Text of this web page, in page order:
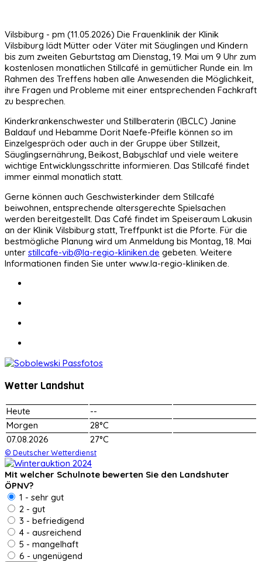
Vilsbiburg - pm (11.05.2026) Die Frauenklinik der Klinik
Vilsbiburg lädt Mütter oder Väter mit Säuglingen und Kindern
bis zum zweiten Geburtstag am Dienstag, 19. Mai um 9 Uhr zum
kostenlosen monatlichen Stillcafé in gemütlicher Runde ein. Im
Rahmen des Treffens haben alle Anwesenden die Möglichkeit,
ihre Fragen und Probleme mit einer entsprechenden Fachkraft
zu besprechen.
Kinderkrankenschwester und Stillberaterin (IBCLC) Janine
Baldauf und Hebamme Dorit Naefe-Pfeifle können so im
Einzelgespräch oder auch in der Gruppe über Stillzeit,
Säuglingsernährung, Beikost, Babyschlaf und viele weitere
wichtige Entwicklungsschritte informieren. Das Stillcafé findet
immer einmal monatlich statt.
Gerne können auch Geschwisterkinder dem Stillcafé
beiwohnen, entsprechende altersgerechte Spielsachen
werden bereitgestellt. Das Café findet im Speiseraum Lakusin
an der Klinik Vilsbiburg statt, Treffpunkt ist die Pforte. Für die
bestmögliche Planung wird um Anmeldung bis Montag, 18. Mai
unter stillcafe-vib@la-regio-kliniken.de gebeten. Weitere
Informationen finden Sie unter www.la-regio-kliniken.de.
Wetter Landshut
Heute
--
Morgen
28°C
07.08.2026
27°C
© Deutscher Wetterdienst
Mit welcher Schulnote bewerten Sie den Landshuter
ÖPNV?
1 - sehr gut
2 - gut
3 - befriedigend
4 - ausreichend
5 - mangelhaft
6 - ungenügend